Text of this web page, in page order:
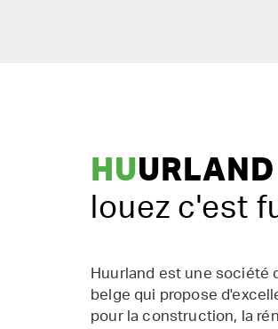
HUURLAND
louez c'est
Huurland est une société
belge qui propose
pour la construction, la